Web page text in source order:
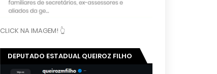
CLICK NA IMAGEM! 👆
DEPUTADO ESTADUAL QUEIROZ FILHO